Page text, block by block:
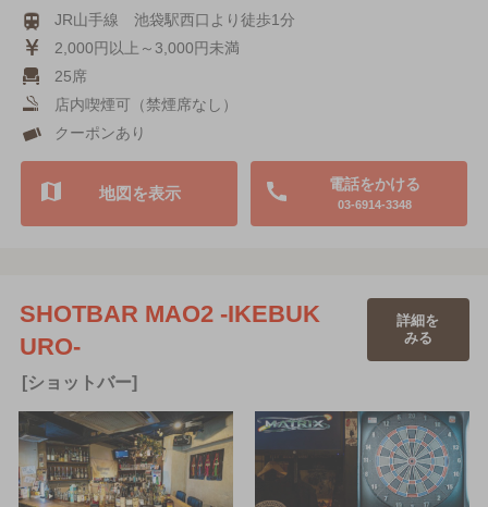
JR山手線 池袋駅西口より徒歩1分
2,000円以上～3,000円未満
25席
店内喫煙可（禁煙席なし）
クーポンあり
電話をかける
03-6914-3348
地図を表示
SHOTBAR MAO2 -IKEBUK
URO-
[ショットバー]
詳細を
みる